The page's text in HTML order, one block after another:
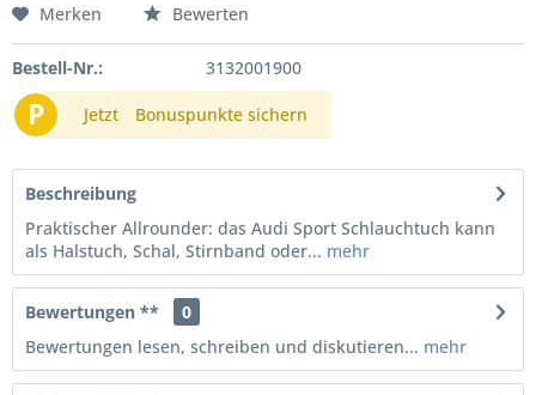
Merken Bewerten
Bestell-Nr.: 3132001900
P Jetzt Bonuspunkte sichern
Beschreibung
Praktischer Allrounder: das Audi Sport Schlauchtuch kann
als Halstuch, Schal, Stirnband oder... mehr
Bewertungen **
0
Bewertungen lesen, schreiben und diskutieren... mehr